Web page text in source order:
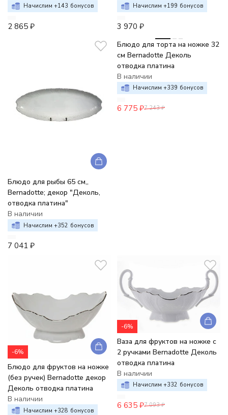
Начислим +143 бонусов
2 865 ₽
Начислим +199 бонусов
3 970 ₽
Блюдо для рыбы 65 см,,
Bernadotte; декор "Деколь,
отводка платина"
В наличии
Начислим +352 бонусов
7 041 ₽
-6%
Блюдо для торта на ножке 32
см Bernadotte Деколь
отводка платина
В наличии
Начислим +339 бонусов
6 775 ₽7 243 ₽
-6%
Блюдо для фруктов на ножке
(без ручек) Bernadotte декор
Деколь отводка платина
В наличии
Начислим +328 бонусов
-6%
Ваза для фруктов на ножке с
2 ручками Bernadotte Деколь
отводка платина
В наличии
Начислим +332 бонусов
6 635 ₽7 093 ₽